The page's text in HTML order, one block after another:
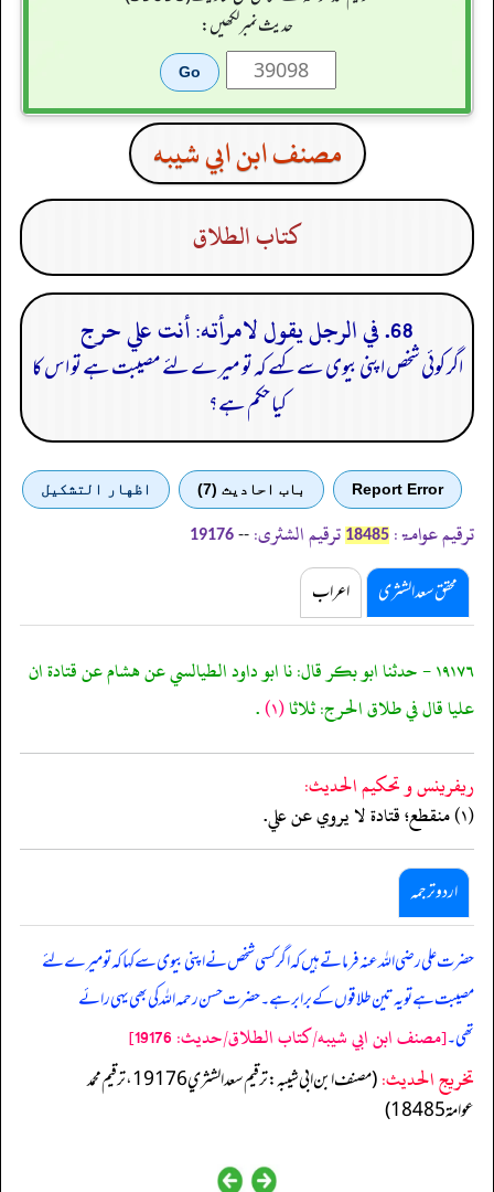
حدیث نمبر لکھیں:
مصنف ابن ابي شيبه
كتاب الطلاق
68. في الرجل يقول لامرأته: أنت علي حرج
اگر کوئی شخص اپنی بیوی سے کہے کہ تو میرے لئے مصیبت ہے تو اس کا
کیا حکم ہے؟
Report Error باب احادیث (7) اظهار التشكيل
ترقیم عوامۃ: 18485 ترقیم الشثری: --
19176
محقق سعد الشثری اعراب
١٩١٧٦ - حدثنا ابو بكر قال: نا ابو داود الطيالسي عن هشام عن قتادة ان
عليا قال في طلاق الحرج: ثلاثا(١) .
ريفرينس و تحكيم الحدیث:
(١) منقطع؛ قتادة لا يروي عن علي.
اردو ترجمہ
حضرت علی رضی اللہ عنہ فرماتے ہیں کہ اگر کسی شخص نے اپنی بیوی سے کہا کہ تو میرے لئے
مصیبت ہے تو یہ تین طلاقوں کے برابر ہے۔ حضرت حسن رحمہ اللہ کی بھی یہی رائے
تھی۔[مصنف ابن ابي شيبه/كتاب الطلاق/حدیث: 19176]
تخریج الحدیث:
(مصنف ابن ابي شيبه: ترقيم سعد الشثري 19176، ترقيم محمد
عوامة 18485)